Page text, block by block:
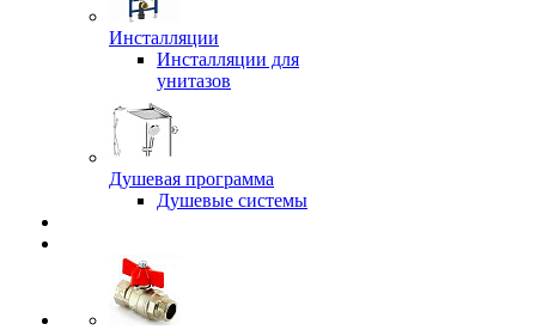
Инсталляции
Инсталляции для
унитазов
Душевая программа
Душевые системы